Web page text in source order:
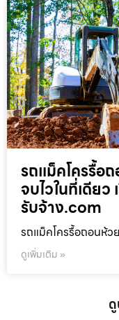
รถแม็คโครรื้อ
จบไวในที่เดียว
รับจ้าง.com
รถแม็คโครรื้อถอนห้
ดูเพิ่มเติม »